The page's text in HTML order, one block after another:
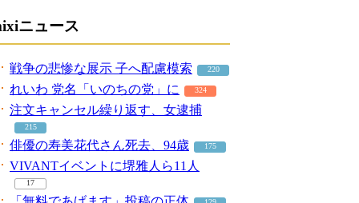
ニュース
戦争の悲惨な展示 子へ配慮模索 220
れいわ 党名「いのちの党」に 324
注文キャンセル繰り返す、女逮捕
215
俳優の寿美花代さん死去、94歳 175
VIVANTイベントに堺雅人ら11人
17